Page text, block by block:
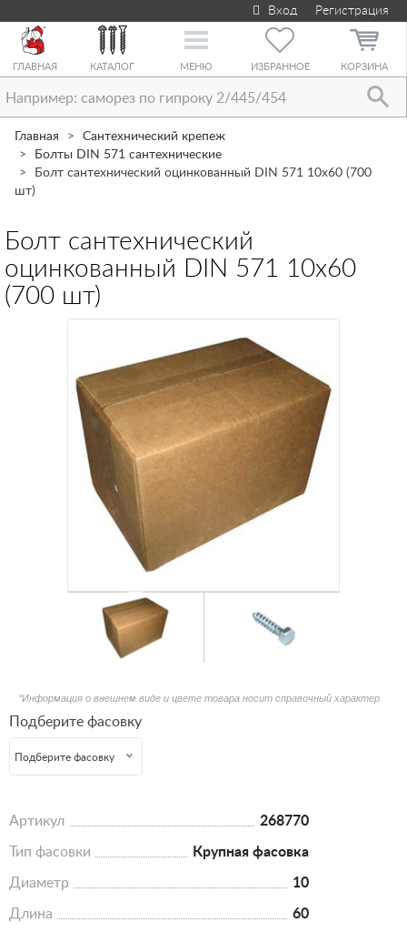
Вход Регистрация
ГЛАВНАЯ КАТАЛОГ
Toggle
МЕНЮ ИЗБРАННОЕ КОРЗИНА
Главная
Сантехнический крепеж
Болты DIN 571 сантехнические
Болт сантехнический оцинкованный DIN 571 10х60 (700
шт)
Болт сантехнический
оцинкованный DIN 571 10х60
(700 шт)
*Информация о внешнем виде и цвете товара носит справочный характер
Подберите фасовку
Подберите фасовку
Артикул 268770
Тип фасовки Крупная фасовка
Диаметр 10
Длина 60